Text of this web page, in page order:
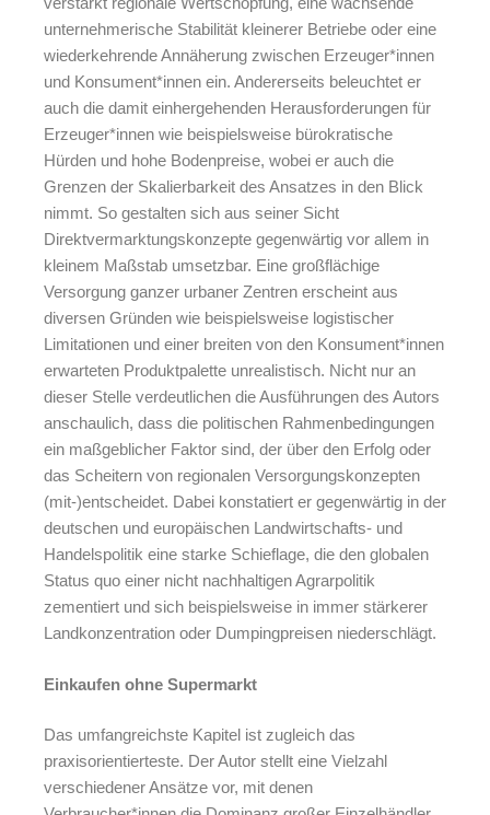
unternehmerische Stabilität kleinerer Betriebe oder eine
wiederkehrende Annäherung zwischen Erzeuger*innen
und Konsument*innen ein. Andererseits beleuchtet er
auch die damit einhergehenden Herausforderungen für
Erzeuger*innen wie beispielsweise bürokratische
Hürden und hohe Bodenpreise, wobei er auch die
Grenzen der Skalierbarkeit des Ansatzes in den Blick
nimmt. So gestalten sich aus seiner Sicht
Direktvermarktungskonzepte gegenwärtig vor allem in
kleinem Maßstab umsetzbar. Eine großflächige
Versorgung ganzer urbaner Zentren erscheint aus
diversen Gründen wie beispielsweise logistischer
Limitationen und einer breiten von den Konsument*innen
erwarteten Produktpalette unrealistisch. Nicht nur an
dieser Stelle verdeutlichen die Ausführungen des Autors
anschaulich, dass die politischen Rahmenbedingungen
ein maßgeblicher Faktor sind, der über den Erfolg oder
das Scheitern von regionalen Versorgungskonzepten
(mit-)entscheidet. Dabei konstatiert er gegenwärtig in der
deutschen und europäischen Landwirtschafts- und
Handelspolitik eine starke Schieflage, die den globalen
Status quo einer nicht nachhaltigen Agrarpolitik
zementiert und sich beispielsweise in immer stärkerer
Landkonzentration oder Dumpingpreisen niederschlägt.
Einkaufen ohne Supermarkt
Das umfangreichste Kapitel ist zugleich das
praxisorientierteste. Der Autor stellt eine Vielzahl
verschiedener Ansätze vor, mit denen